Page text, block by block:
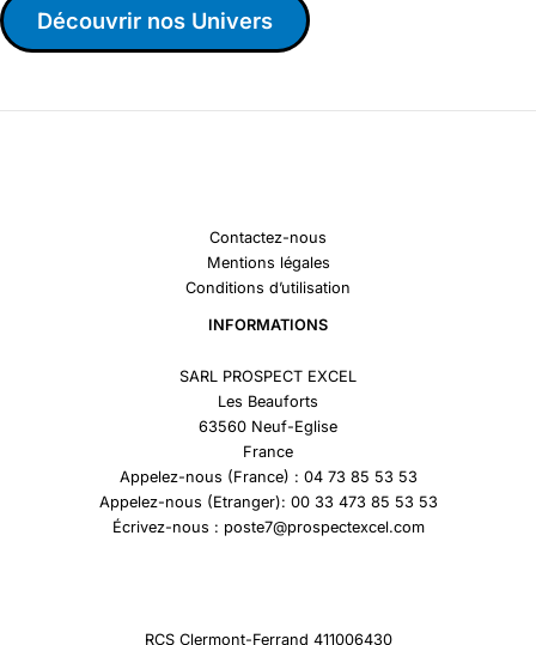
Découvrir nos Univers
Contactez-nous
Mentions légales
Conditions d’utilisation
INFORMATIONS
SARL PROSPECT EXCEL
Les Beauforts
63560 Neuf-Eglise
France
Appelez-nous (France) : 04 73 85 53 53
Appelez-nous (Etranger): 00 33 473 85 53 53
Écrivez-nous : poste7@prospectexcel.com
RCS Clermont-Ferrand 411006430